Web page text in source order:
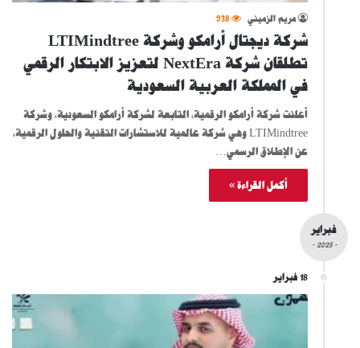
مريم الزميني 938
شركة ديجتال أرامكو وشركة LTIMindtree
تطلقان شركة NextEra لتعزيز الابتكار الرقمي
في المملكة العربية السعودية
أعلنت شركة أرامكو الرقمية، التابعة لشركة أرامكو السعودية، وشركة
LTIMindtree وهي شركة عالمية للاستشارات التقنية والحلول الرقمية،
عن الإطلاق الرسمي…
أكمل القراءة »
فبراير
- 2025 -
18 فبراير